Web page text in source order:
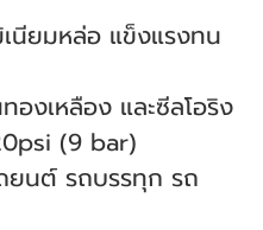
นียมหล่อ แข็งแรงทน
งเหลือง และซีลโอริง
(9 bar)
ยนต์ รถบรรทุก รถ